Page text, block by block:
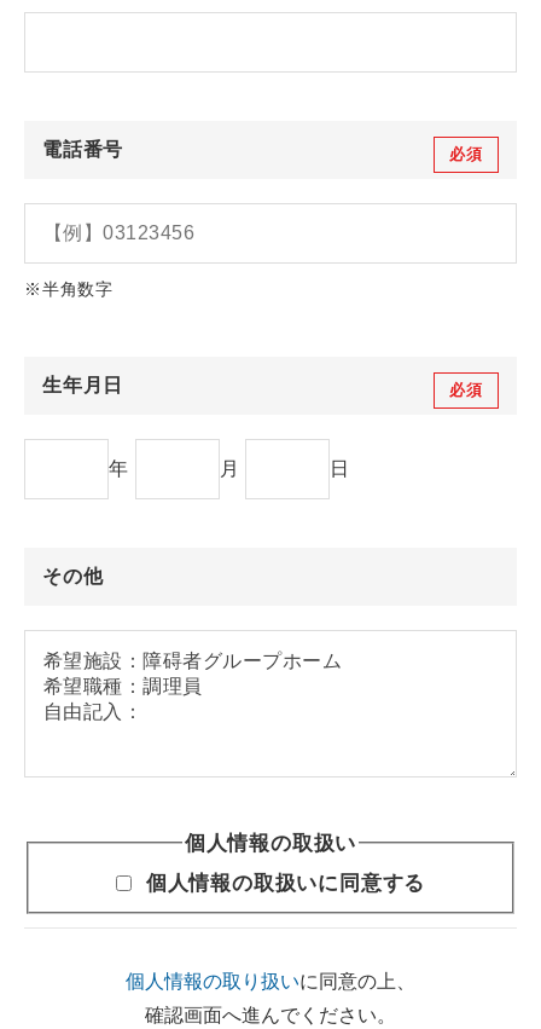
電話番号 必須
※半角数字
生年月日 必須
年 月 日
その他
個人情報の取扱い
個人情報の取扱いに同意する
個人情報の取り扱いに同意の上、
確認画面へ進んでください。